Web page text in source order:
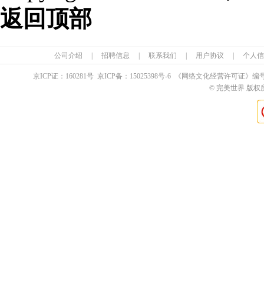
返回顶部
公司介绍 招聘信息 联系我们 用户协议 个人
京ICP证： 160281号 京ICP备： 15025398号-6 《网络文化经营许可证》编
© 完美世界 版权